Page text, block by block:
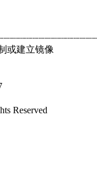
或建立镜像
Reserved